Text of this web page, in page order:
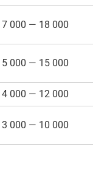
7 000 — 18 000
5 000 — 15 000
4 000 — 12 000
3 000 — 10 000